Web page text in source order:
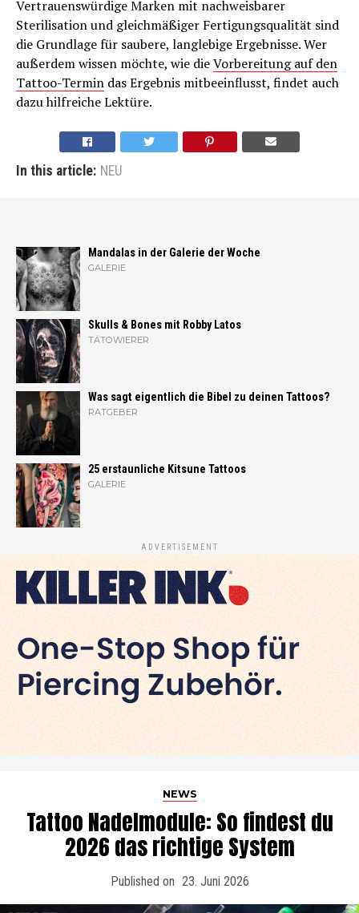
Vertrauenswürdige Marken mit nachweisbarer
Sterilisation und gleichmäßiger Fertigungsqualität sind
die Grundlage für saubere, langlebige Ergebnisse. Wer
außerdem wissen möchte, wie dieVorbereitung auf den
Tattoo-Termin das Ergebnis mitbeeinflusst, findet auch
dazu hilfreiche Lektüre.
In this article: NEU
Mandalas in der Galerie der Woche
GALERIE
Skulls & Bones mit Robby Latos
TÄTOWIERER
Was sagt eigentlich die Bibel zu deinen Tattoos?
RATGEBER
25 erstaunliche Kitsune Tattoos
GALERIE
ADVERTISEMENT
NEWS
Tattoo Nadelmodule: So findest du
2026 das richtige System
Published on 23. Juni 2026